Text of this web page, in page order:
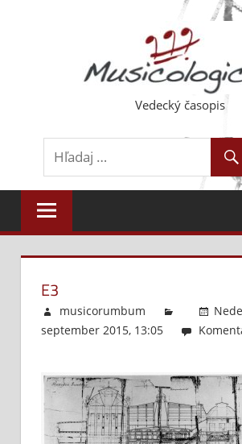
Vedecký časopis
E3
musicorumbum
september 2015, 13:05